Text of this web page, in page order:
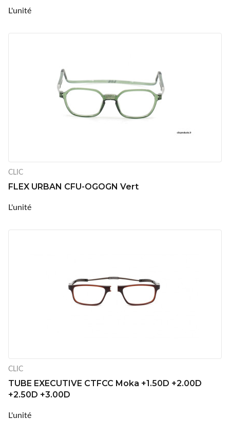
L'unité
CLIC
FLEX URBAN CFU-OGOGN Vert
L'unité
CLIC
TUBE EXECUTIVE CTFCC Moka +1.50D +2.00D
+2.50D +3.00D
L'unité